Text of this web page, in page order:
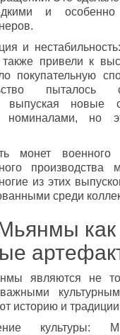
и
и
также привели к
покупательную
пыталось
выпуская новые
номиналами, но
монет военного
производства
из этих
среди
как
являются не
историю и
культуры: